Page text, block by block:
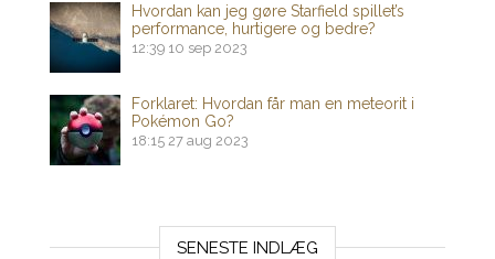
Hvordan kan jeg gøre Starfield spillet’s
performance, hurtigere og bedre?
12:39 10 sep 2023
Forklaret: Hvordan får man en meteorit i
Pokémon Go?
18:15 27 aug 2023
SENESTE INDLÆG